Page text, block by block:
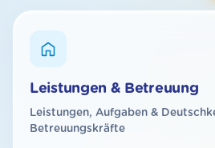
Leistungen & Betreuung
Leistungen, Aufgaben &
Betreuungskräfte